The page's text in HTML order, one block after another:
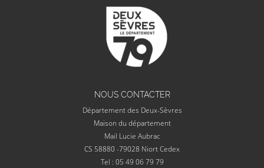
NOUS CONTACTER
Département des Deux-Sèvres
Maison du département
Mail Lucie Aubrac
CS 58880 -79028 Niort Cedex
Tel : 05 49 06 79 79